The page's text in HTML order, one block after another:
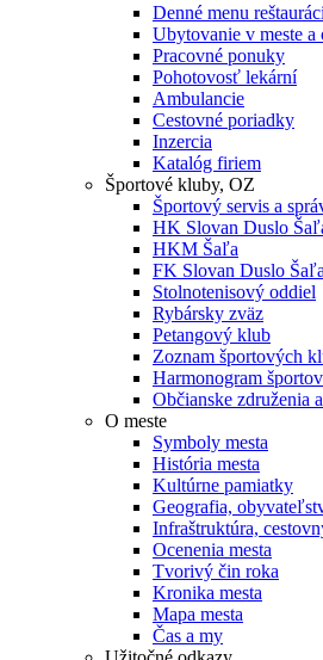
Denné menu
Ubytovanie v meste a
Pracovné ponuky
Pohotovosť lekární
Ambulancie
Cestovné poriadky
Inzercia
Katalóg firiem
Športové kluby, OZ
Športový servis a
HK Slovan Duslo
HKM Šaľa
FK Slovan Duslo
Stolnotenisový oddiel
Rybársky zväz
Petangový klub
Zoznam športových
Harmonogram
Občianske združenia
O meste
Symboly mesta
História mesta
Kultúrne pamiatky
Geografia,
Infraštruktúra,
Ocenenia mesta
Tvorivý čin roka
Kronika mesta
Mapa mesta
Čas a my